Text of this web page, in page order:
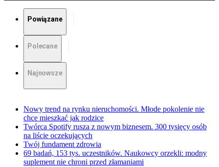
Powiązane
Polecane
Najnowsze
Nowy trend na rynku nieruchomości. Młode pokolenie nie
chce mieszkać jak rodzice
Twórca Spotify rusza z nowym biznesem. 300 tysięcy osób
na liście oczekujących
Twój fundament zdrowia
69 badań, 153 tys. uczestników. Naukowcy orzekli: modny
suplement nie chroni przed złamaniami